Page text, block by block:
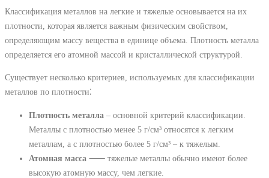
Классификация металлов на легкие и тяжелые основывается на их
плотности, которая является важным физическим свойством,
определяющим массу вещества в единице объема. Плотность металла
определяется его атомной массой и кристаллической структурой.
Существует несколько критериев, используемых для классификации
металлов по плотности⁚
Плотность металла ‒ основной критерий классификации.
Металлы с плотностью менее 5 г/см³ относятся к легким
металлам, а с плотностью более 5 г/см³ ‒ к тяжелым.
Атомная масса ⸺ тяжелые металлы обычно имеют более
высокую атомную массу, чем легкие.